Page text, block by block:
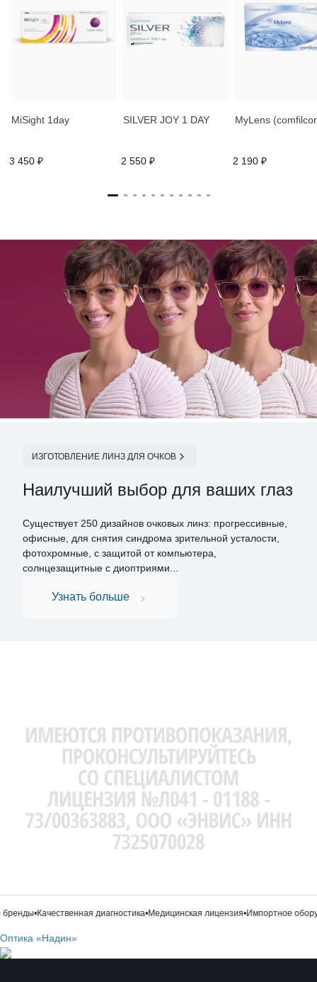
MiSight 1day
3 450 ₽
SILVER JOY 1 DAY
2 550 ₽
MyLens
2 190 ₽
ИЗГОТОВЛЕНИЕ ЛИНЗ ДЛЯ ОЧКОВ
Наилучший выбор для ваших глаз
Существует 250 дизайнов очковых линз: прогрессивные,
офисные, для снятия синдрома зрительной усталости,
фотохромные, с защитой от компьютера,
солнцезащитные с диоптриями...
Узнать больше
•Качественная диагностика•Медицинская лицензия•Импортное
Оптика «Надин»